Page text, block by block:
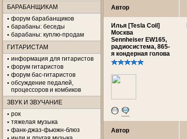
БАРАБАНЩИКАМ
форум барабанщиков
барабаны: беседы
барабаны: куплю-продам
ГИТАРИСТАМ
информация для гитаристов
форум гитаристов
форум бас-гитаристов
обсуждение педалей,
процессоров и комбиков
ЗВУК И ЗВУЧАНИЕ
рок
тяжелая музыка
фанк-джаз-фьюжн-блюз
Автор
Илья [Tesla Coil]
Москва
Sennheiser EW165,
радиосистема, 865-
я кондерная голова
Автор